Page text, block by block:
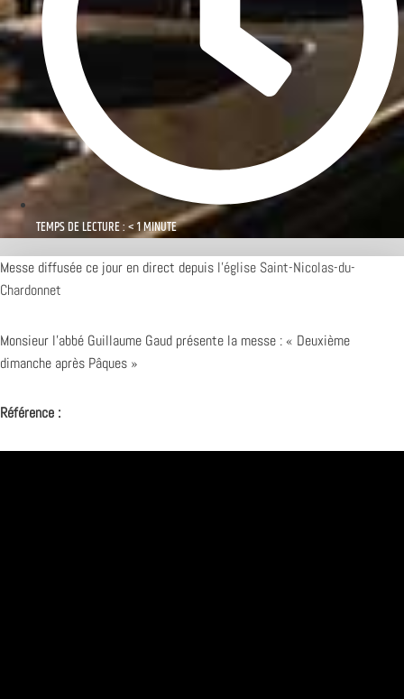
TEMPS DE LECTURE : < 1 MINUTE
Messe diffusée ce jour en direct depuis l’église Saint-Nicolas-du-
Chardonnet
Monsieur l’abbé Guillaume Gaud présente la messe : « Deuxième
dimanche après Pâques »
Référence :